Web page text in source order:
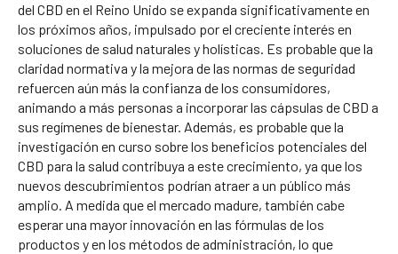
del CBD en el Reino Unido se expanda significativamente en
los próximos años, impulsado por el creciente interés en
soluciones de salud naturales y holísticas. Es probable que la
claridad normativa y la mejora de las normas de seguridad
refuercen aún más la confianza de los consumidores,
animando a más personas a incorporar las cápsulas de CBD a
sus regímenes de bienestar. Además, es probable que la
investigación en curso sobre los beneficios potenciales del
CBD para la salud contribuya a este crecimiento, ya que los
nuevos descubrimientos podrían atraer a un público más
amplio. A medida que el mercado madure, también cabe
esperar una mayor innovación en las fórmulas de los
productos y en los métodos de administración, lo que